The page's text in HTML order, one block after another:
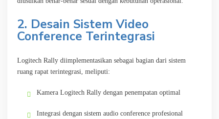
2. Desain Sistem Video
Conference Terintegrasi
Logitech Rally diimplementasikan sebagai bagian dari sistem
ruang rapat terintegrasi, meliputi:
Kamera Logitech Rally dengan penempatan optimal
Integrasi dengan sistem audio conference profesional